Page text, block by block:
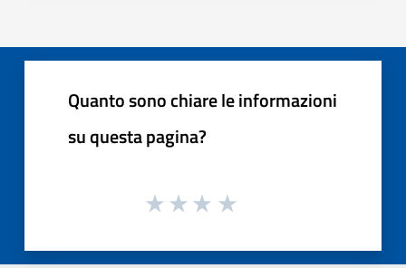
Quanto sono chiare le informazioni
su questa pagina?